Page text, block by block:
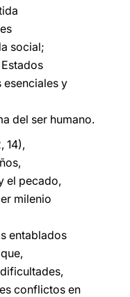
social;
y
del ser humano.
14),
el pecado,
milenio
entablados
conflictos en